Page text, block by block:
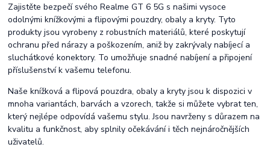
Zajistěte bezpečí svého Realme GT 6 5G s našimi vysoce
odolnými knížkovými a flipovými pouzdry, obaly a kryty. Tyto
produkty jsou vyrobeny z robustních materiálů, které poskytují
ochranu před nárazy a poškozením, aniž by zakrývaly nabíjecí a
sluchátkové konektory. To umožňuje snadné nabíjení a připojení
příslušenství k vašemu telefonu.
Naše knížková a flipová pouzdra, obaly a kryty jsou k dispozici v
mnoha variantách, barvách a vzorech, takže si můžete vybrat ten,
který nejlépe odpovídá vašemu stylu. Jsou navrženy s důrazem na
kvalitu a funkčnost, aby splnily očekávání i těch nejnáročnějších
uživatelů.